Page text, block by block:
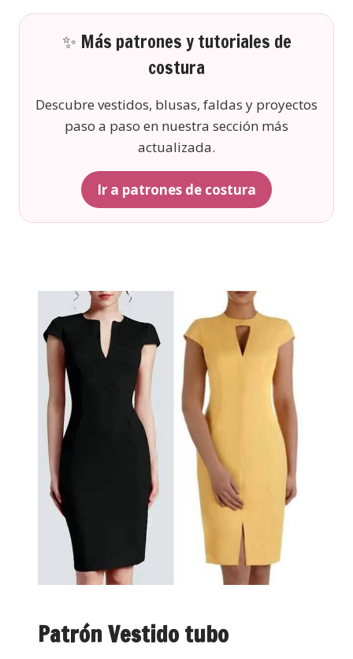
✨ Más patrones y tutoriales de
costura
Descubre vestidos, blusas, faldas y proyectos
paso a paso en nuestra sección más
actualizada.
Ir a patrones de costura
Patrón Vestido tubo